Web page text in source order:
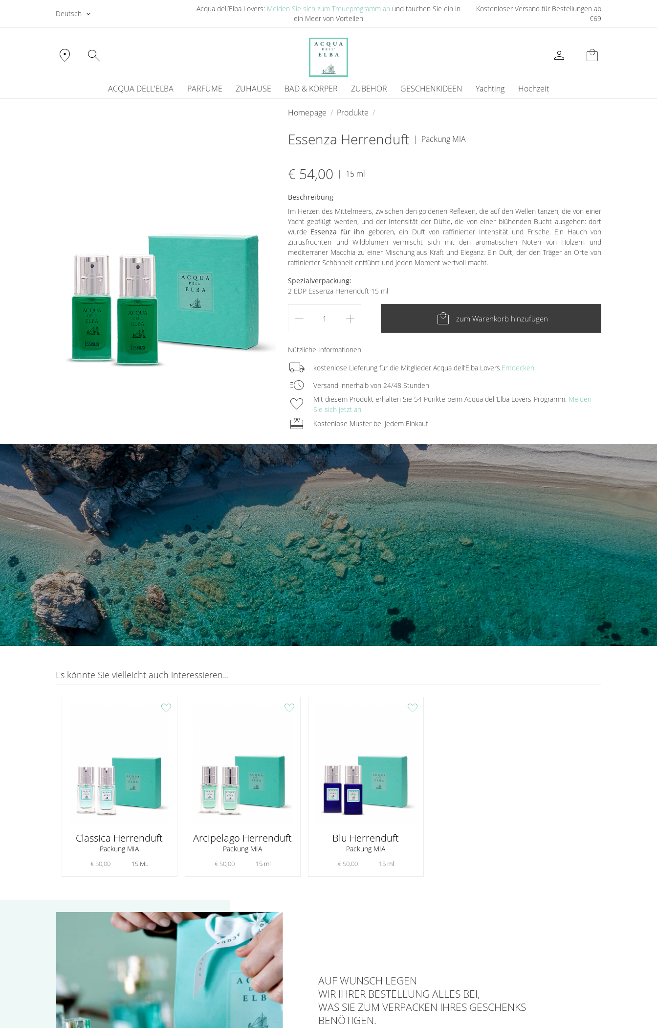
Deutsch
Acqua dell’Elba Lovers: Melden Sie sich zum Treueprogramm an und tauchen Sie ein in
ein Meer von Vorteilen
Kostenloser Versand für Bestellungen ab
€69
location_on search person local_mall
ACQUA DELL'ELBA PARFÜME ZUHAUSE BAD & KÖRPER ZUBEHÖR GESCHENKIDEEN Yachting Hochzeit
Homepage Produkte
Essenza Herrenduft | Packung MIA
€ 54,00 | 15 ml
Beschreibung
Im Herzen des Mittelmeers, zwischen den goldenen Reflexen, die auf den Wellen tanzen, die von einer
Yacht gepflügt werden, und der Intensität der Düfte, die von einer blühenden Bucht ausgehen: dort
wurde Essenza für ihn geboren, ein Duft von raffinierter Intensität und Frische. Ein Hauch von
Zitrusfrüchten und Wildblumen vermischt sich mit den aromatischen Noten von Hölzern und
mediterraner Macchia zu einer Mischung aus Kraft und Eleganz. Ein Duft, der den Träger an Orte von
raffinierter Schönheit entführt und jeden Moment wertvoll macht.
Spezialverpackung:
2 EDP Essenza Herrenduft 15 ml
remove add local_mall zum Warenkorb hinzufügen
Nützliche Informationen
local_shipping kostenlose Lieferung für die Mitglieder Acqua dell’Elba Lovers.Entdecken
acute Versand innerhalb von 24/48 Stunden
favorite Mit diesem Produkt erhalten Sie 54 Punkte beim Acqua dell’Elba Lovers-Programm. Melden
Sie sich jetzt an
redeem Kostenlose Muster bei jedem Einkauf
Es könnte Sie vielleicht auch interessieren...
favorite
Classica Herrenduft
Packung MIA
€ 50,00 15 ML
favorite
Arcipelago Herrenduft
Packung MIA
€ 50,00 15 ml
favorite
Blu Herrenduft
Packung MIA
€ 50,00 15 ml
AUF WUNSCH LEGEN
WIR IHRER BESTELLUNG ALLES BEI,
WAS SIE ZUM VERPACKEN IHRES GESCHENKS
BENÖTIGEN.